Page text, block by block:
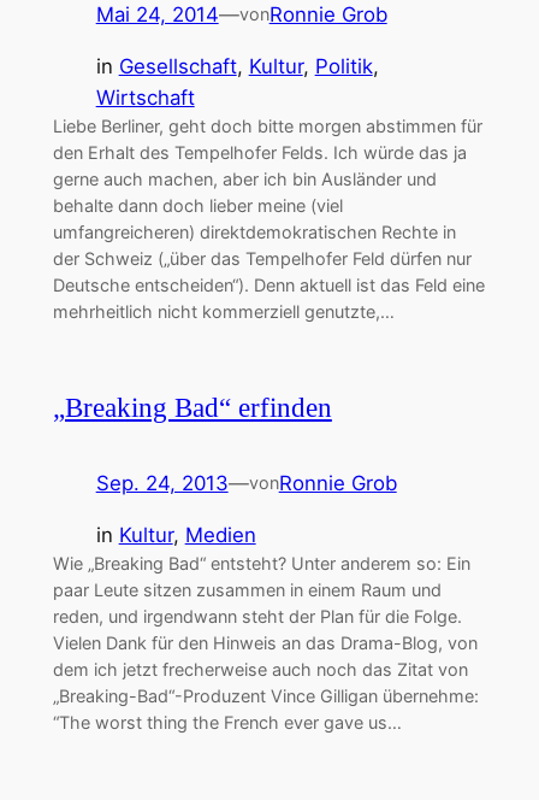
Mai 24, 2014—vonRonnie Grob
in Gesellschaft, Kultur, Politik
Wirtschaft
Liebe Berliner, geht doch bitte morgen abstimmen für
den Erhalt des Tempelhofer Felds. Ich würde das ja
gerne auch machen, aber ich bin Ausländer und
behalte dann doch lieber meine (viel
umfangreicheren) direktdemokratischen Rechte in
der Schweiz („über das Tempelhofer Feld dürfen nur
Deutsche entscheiden“). Denn aktuell ist das Feld eine
mehrheitlich nicht kommerziell genutzte,…
„Breaking Bad“ erfinden
Sep. 24, 2013—vonRonnie Grob
in Kultur, Medien
Wie „Breaking Bad“ entsteht? Unter anderem so: Ein
paar Leute sitzen zusammen in einem Raum und
reden, und irgendwann steht der Plan für die Folge.
Vielen Dank für den Hinweis an das Drama-Blog, von
dem ich jetzt frecherweise auch noch das Zitat von
„Breaking-Bad“-Produzent Vince Gilligan übernehme:
“The worst thing the French ever gave us…